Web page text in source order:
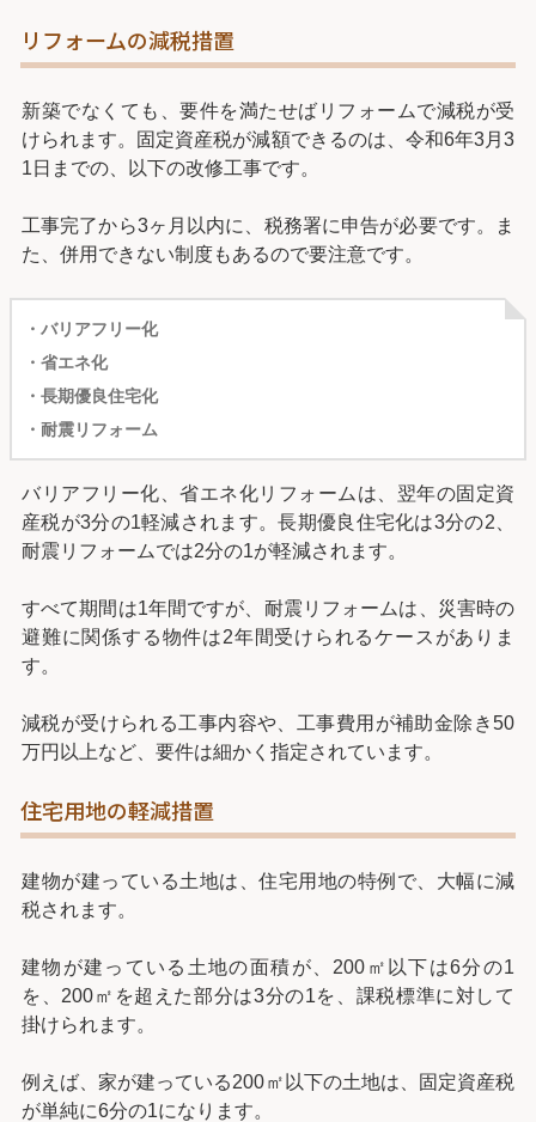
リフォームの減税措置
新築でなくても、要件を満たせばリフォームで減税が受
けられます。固定資産税が減額できるのは、令和6年3月3
1日までの、以下の改修工事です。
工事完了から3ヶ月以内に、税務署に申告が必要です。ま
た、併用できない制度もあるので要注意です。
・バリアフリー化
・省エネ化
・長期優良住宅化
・耐震リフォーム
バリアフリー化、省エネ化リフォームは、翌年の固定資
産税が3分の1軽減されます。長期優良住宅化は3分の2、
耐震リフォームでは2分の1が軽減されます。
すべて期間は1年間ですが、耐震リフォームは、災害時の
避難に関係する物件は2年間受けられるケースがありま
す。
減税が受けられる工事内容や、工事費用が補助金除き50
万円以上など、要件は細かく指定されています。
住宅用地の軽減措置
建物が建っている土地は、住宅用地の特例で、大幅に減
税されます。
建物が建っている土地の面積が、200㎡以下は6分の1
を、200㎡を超えた部分は3分の1を、課税標準に対して
掛けられます。
例えば、家が建っている200㎡以下の土地は、固定資産税
が単純に6分の1になります。